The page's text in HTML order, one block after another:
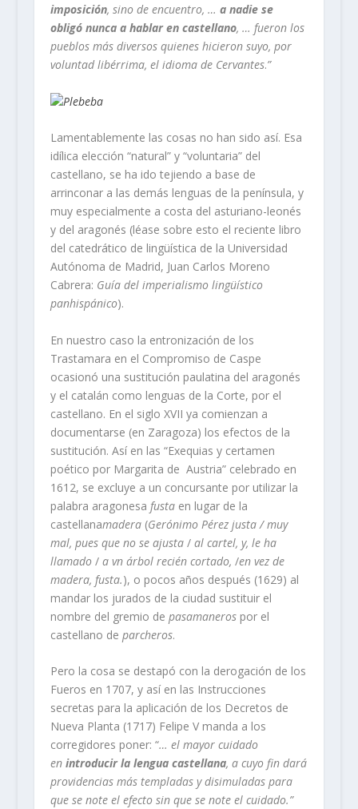
imposición, sino de encuentro, … a nadie se
obligó nunca a hablar en castellano, … fueron los
pueblos más diversos quienes hicieron suyo, por
voluntad libérrima, el idioma de Cervantes.”
Lamentablemente las cosas no han sido así. Esa
idílica elección “natural” y “voluntaria” del
castellano, se ha ido tejiendo a base de
arrinconar a las demás lenguas de la península, y
muy especialmente a costa del asturiano-leonés
y del aragonés (léase sobre esto el reciente libro
del catedrático de lingüística de la Universidad
Autónoma de Madrid, Juan Carlos Moreno
Cabrera: Guía del imperialismo lingüístico
panhispánico).
En nuestro caso la entronización de los
Trastamara en el Compromiso de Caspe
ocasionó una sustitución paulatina del aragonés
y el catalán como lenguas de la Corte, por el
castellano. En el siglo XVII ya comienzan a
documentarse (en Zaragoza) los efectos de la
sustitución. Así en las “Exequias y certamen
poético por Margarita de Austria” celebrado en
1612, se excluye a un concursante por utilizar la
palabra aragonesa fustaen lugar de la
castellanamadera(Gerónimo Pérez justa / muy
mal, pues que no se ajusta / al cartel, y, le ha
llamado / a vn árbol recién cortado, /en vez de
madera, fusta.), o pocos años después (1629) al
mandar los jurados de la ciudad sustituir el
nombre del gremio de pasamanerospor el
castellano de parcheros.
Pero la cosa se destapó con la derogación de los
Fueros en 1707, y así en las Instrucciones
secretas para la aplicación de los Decretos de
Nueva Planta (1717) Felipe V manda a los
corregidores poner: “… el mayor cuidado
en introducir la lengua castellana, a cuyo fin dará
providencias más templadas y disimuladas para
que se note el efecto sin que se note el cuidado.”